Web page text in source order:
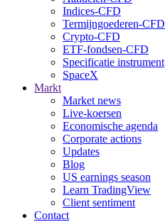
Indices-CFD
Termijngoederen-CFD
Crypto-CFD
ETF-fondsen-CFD
Specificatie instrument
SpaceX
Markt
Market news
Live-koersen
Economische agenda
Corporate actions
Updates
Blog
US earnings season
Learn TradingView
Client sentiment
Contact